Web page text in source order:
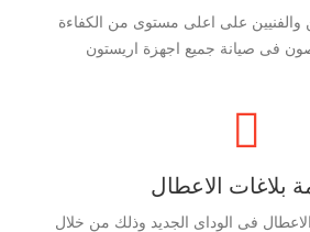
على اعلى مستوى من الكفاءة
فى صيانة جميع اجهزة اريستون
بلاغات الاعطال
فى الوداى الجديد وذلك من خلال